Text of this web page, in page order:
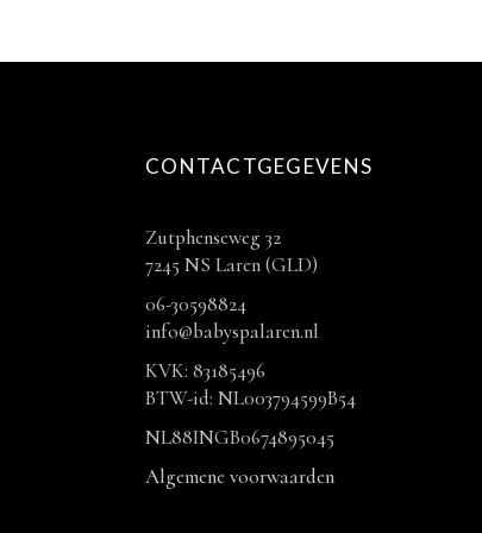
CONTACTGEGEVENS
Zutphenseweg 32
7245 NS Laren (GLD)
06-30598824
info@babyspalaren.nl
KVK: 83185496
BTW-id: NL003794599B54
NL88INGB0674895045
Algemene voorwaarden